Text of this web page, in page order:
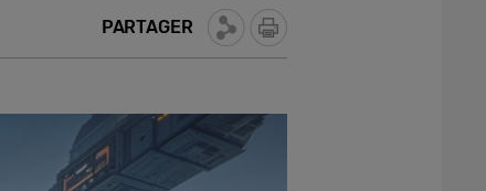
PARTAGER